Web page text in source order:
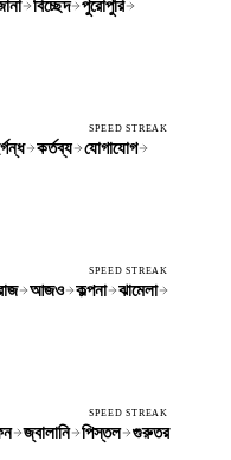
বিচ্ছেদ
পুরোপুরি
SPEED STREAK
কর্তব্য
যোগাযোগ
SPEED STREAK
আজও কল্পনা
ঝামেলা
SPEED STREAK
জ্বালানি পিস্তল
গুরুতর